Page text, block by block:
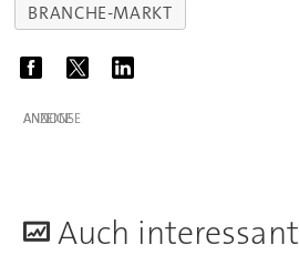
BRANCHE-MARKT
ANZEIGE
Auch interessant